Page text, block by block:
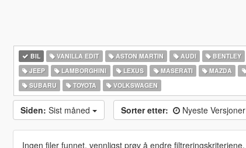
BIL VANILLA EDIT ASTON MARTIN AUDI BENTLEY
JEEP
LAMBORGHINI LEXUS MASERATI MAZDA
SUBARU
TOYOTA VOLKSWAGEN
Siden: Sist måned Sorter etter: Nyeste Versjoner
Ingen filer funnet, vennligst prøv å endre filtreringskriteriene.